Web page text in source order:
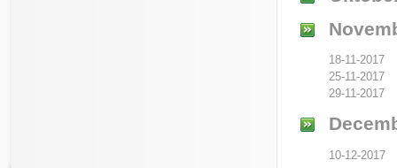
18-11-2017
25-11-2017
29-11-2017
10-12-2017